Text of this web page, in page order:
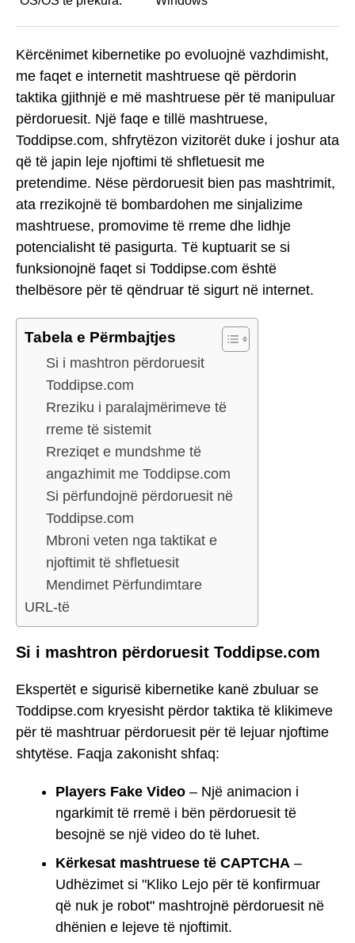
Kërcënimet kibernetike po evoluojnë vazhdimisht,
me faqet e internetit mashtruese që përdorin
taktika gjithnjë e më mashtruese për të manipuluar
përdoruesit. Një faqe e tillë mashtruese,
Toddipse.com, shfrytëzon vizitorët duke i joshur ata
që të japin leje njoftimi të shfletuesit me
pretendime. Nëse përdoruesit bien pas mashtrimit,
ata rrezikojnë të bombardohen me sinjalizime
mashtruese, promovime të rreme dhe lidhje
potencialisht të pasigurta. Të kuptuarit se si
funksionojnë faqet si Toddipse.com është
thelbësore për të qëndruar të sigurt në internet.
Tabela e Përmbajtjes
Si i mashtron përdoruesit
Toddipse.com
Rreziku i paralajmërimeve të
rreme të sistemit
Rreziqet e mundshme të
angazhimit me Toddipse.com
Si përfundojnë përdoruesit në
Toddipse.com
Mbroni veten nga taktikat e
njoftimit të shfletuesit
Mendimet Përfundimtare
URL-të
Si i mashtron përdoruesit Toddipse.com
Ekspertët e sigurisë kibernetike kanë zbuluar se
Toddipse.com kryesisht përdor taktika të klikimeve
për të mashtruar përdoruesit për të lejuar njoftime
shtytëse. Faqja zakonisht shfaq:
Players Fake Video – Një animacion i
ngarkimit të rremë i bën përdoruesit të
besojnë se një video do të luhet.
Kërkesat mashtruese të CAPTCHA –
Udhëzimet si "Kliko Lejo për të konfirmuar
që nuk je robot" mashtrojnë përdoruesit në
dhënien e lejeve të njoftimit.